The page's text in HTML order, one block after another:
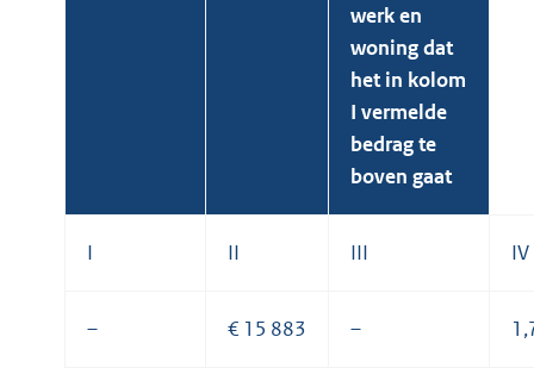
werk en
woning dat
het in kolom
I vermelde
bedrag te
boven gaat
I II III IV
– € 15 883 –